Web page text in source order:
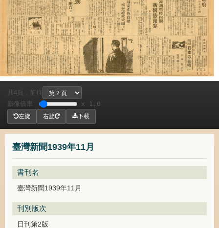
臺灣新聞1939年11月
書刊名
臺灣新聞1939年11月
刊別版次
日刊第2版
共4頁，
前往
影像倍率
x 1.0
左旋 右旋 下載